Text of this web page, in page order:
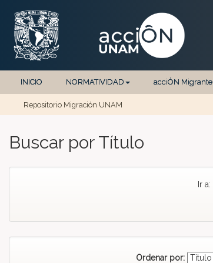
INICIO NORMATIVIDAD acciÓN Migrante
Repositorio Migración UNAM
Buscar por Título
Ir a:
Ordenar por: